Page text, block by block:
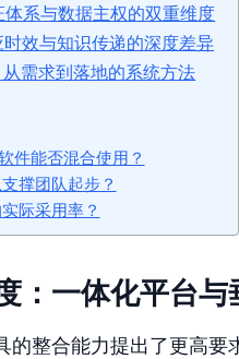
系与数据主权的双重维度
效与知识传递的深度差异
需求到落地的系统方法
件能否混合使用？
撑团队起步？
际采用率？
：一体化平台
的整合能力提出了更高